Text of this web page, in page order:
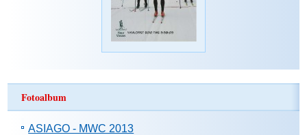
Fotoalbum
ASIAGO - MWC 2013